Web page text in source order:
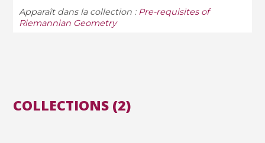
Apparaît dans la collection : Pre-requisites of
Riemannian Geometry
COLLECTIONS (2)